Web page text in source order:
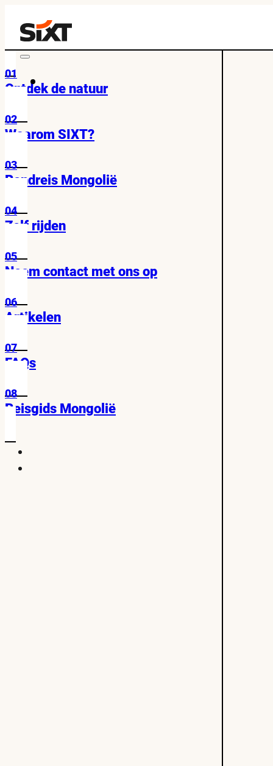
01
Ontdek de natuur
02
Waarom SIXT?
03
Rondreis Mongolië
04
Zelf rijden
05
Neem contact met ons op
06
Artikelen
07
FAQs
08
Reisgids Mongolië